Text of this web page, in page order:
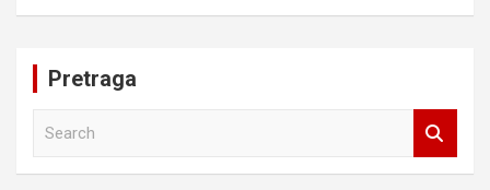
Pretraga